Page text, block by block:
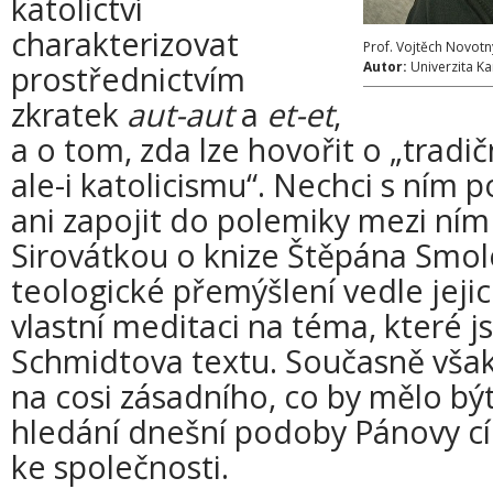
Prof. Vojtěch
Autor: Univerzita
charakterizovat
prostřednictvím
zkratek aut-auta et-et,
a o tom, zda lze hovořit o
ale-i katolicismu“. Nechci s ním
ani zapojit do polemiky mezi
Sirovátkou o knize Štěpána
teologické přemýšlení vedle
vlastní meditaci na téma, které
Schmidtova textu. Současně
na cosi zásadního, co by mělo
hledání dnešní podoby Pánovy
ke společnosti.